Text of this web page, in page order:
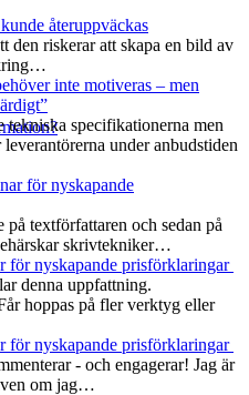
återuppväckas
den riskerar att skapa en bild av
inte motiveras – men
specifikationerna men
under anbudstiden
för nyskapande
textförfattaren och sedan på
skrivtekniker…
för nyskapande prisförklaringar
denna uppfattning.
hoppas på fler verktyg eller
för nyskapande prisförklaringar
- och engagerar! Jag är
om jag…